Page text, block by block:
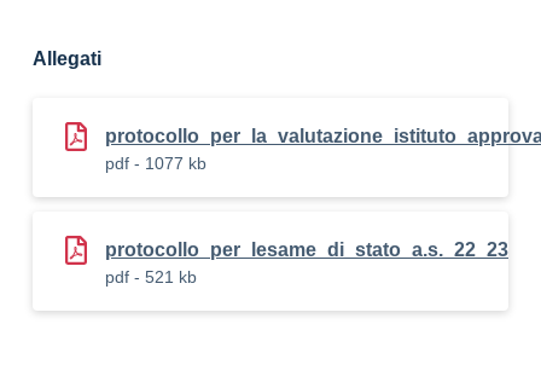
Allegati
pdf - 1077 kb
protocollo_per_lesame_di_stato_a.s._22_23
pdf - 521 kb